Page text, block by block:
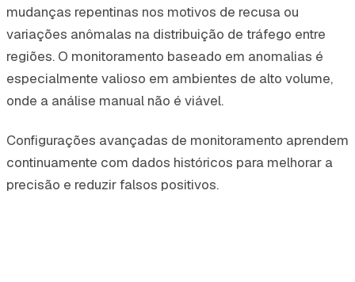
mudanças repentinas nos motivos de recusa ou
variações anômalas na distribuição de tráfego entre
regiões. O monitoramento baseado em anomalias é
especialmente valioso em ambientes de alto volume,
onde a análise manual não é viável.
Configurações avançadas de monitoramento aprendem
continuamente com dados históricos para melhorar a
precisão e reduzir falsos positivos.